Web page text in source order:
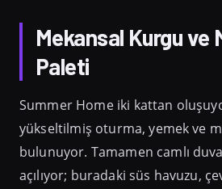
Mekansal Kurgu ve
Paleti
Summer Home iki kattan
yükseltilmiş oturma, yemek ve
bulunuyor. Tamamen camlı
açılıyor; buradaki süs havuzu,